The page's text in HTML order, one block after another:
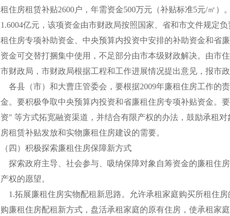
租住房租赁补贴2600户，年需资金500万元（补贴标准5元/㎡）
1.6004亿元，该项资金由市财政局按照国家、省和市文件规定
租住房专项补助资金、中央预算内投资中安排的补助资金和省
资金可交替打捆集中使用，不足部分由市本级财政解决。由市
市财政局，市财政局根据工程和工作进展情况提出意见，报市政
各县（市）和大曹庄管委会，要根据2009年廉租住房工作的
金。要积极争取中央预算内投资和省廉租住房专项补贴资金。
资" 等方式拓宽融资渠道，并结合有限产权的办法，鼓励承租
房租赁补贴发放和实物廉租住房建设的需要。
（四）积极探索廉租住房保障新方式
探索政府主导、社会参与、吸纳保障对象自筹资金的廉租住
产权的愿望。
1.拓展廉租住房实物配租新思路。允许承租家庭购买所租住
购廉租住房配租新方式，盘活承租家庭的原有住房，使承租家